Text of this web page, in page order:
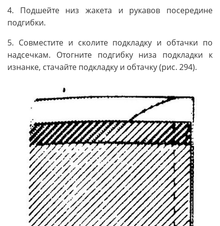
4. Подшейте низ жакета и рукавов посередине
подгибки.
5. Совместите и сколите подкладку и обтачки по
надсечкам. Отогните подгибку низа подкладки к
изнанке, стачайте подкладку и обтачку (рис. 294).